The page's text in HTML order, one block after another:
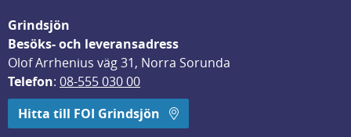
Grindsjön
Besöks- och leveransadress
Olof Arrhenius väg 31, Norra Sorunda
Telefon: 08-555 030 00
Hitta till FOI Grindsjön